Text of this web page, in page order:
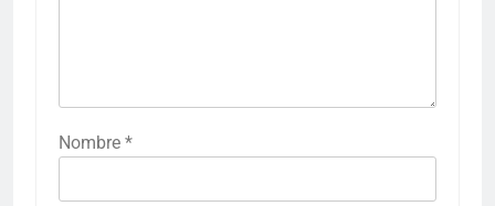
Nombre *